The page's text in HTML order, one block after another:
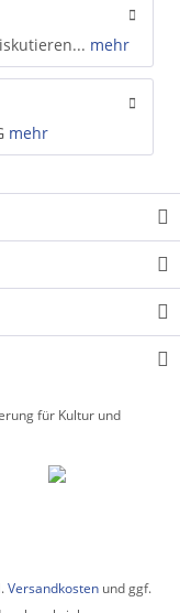
mehr
mehr
für Kultur und
Versandkosten und ggf.